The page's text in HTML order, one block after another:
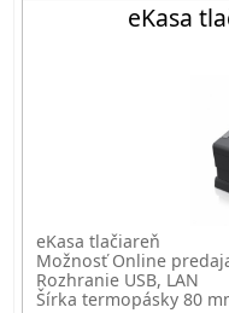
eKasa
eKasa tlačiareň
Možnosť Online
Rozhranie USB, LAN
Šírka termopásky 80